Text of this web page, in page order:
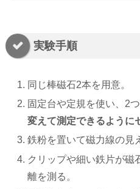
実験手順
同じ棒磁石2本を用意。
固定台や定規を使い、2
変えて測定できるように
鉄粉を置いて磁力線の見
クリップや細い鉄片が磁
離を測る。